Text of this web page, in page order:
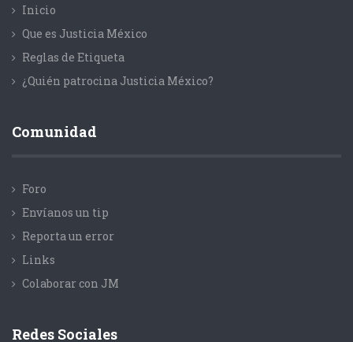
Inicio
Que es Justicia México
Reglas de Etiqueta
¿Quién patrocina Justicia México?
Comunidad
Foro
Envíanos un tip
Reporta un error
Links
Colaborar con JM
Redes Sociales